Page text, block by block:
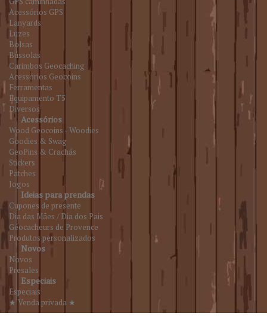
Acessórios GPS
Lanyards
Luzes
Bolsas
Bússolas
Carimbos Geocaching
Acessórios Geocoins
Ferramentas
Equipamento T5
Diversos
Acessórios
Wood Geocoins - Woodies
Goodies & Swag
GeoPins & Crachás
Stickers
Patches
Jogos
Ideias para prendas
Cupones de presente
Dia das Mães / Dia dos Pais
Géocacheurs de Provence
Produtos personalizados
Novos
Novos
Presales
Especiais
Especiais
★ Venda privada ★